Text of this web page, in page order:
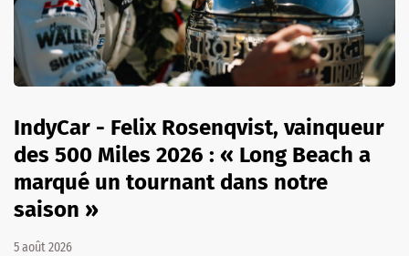
IndyCar - Felix Rosenqvist, vainqueur
des 500 Miles 2026 : « Long Beach a
marqué un tournant dans notre
saison »
5 août 2026